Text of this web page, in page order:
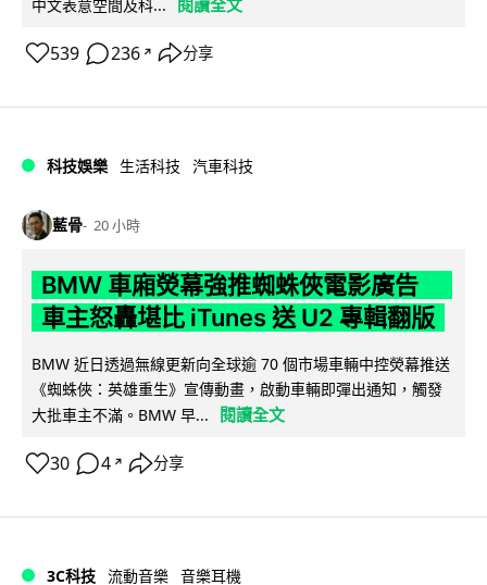
中文表意空間及科...
539 236 ↗ 分享
科技娛樂 生活科技 汽車科技
藍骨 20 小時
BMW 車廂熒幕強推蜘蛛俠電影廣告
車主怒轟堪比 iTunes 送 U2 專輯翻版
BMW 近日透過無線更新向全球逾 70 個市場車輛中控熒幕推送
《蜘蛛俠：英雄重生》宣傳動畫，啟動車輛即彈出通知，觸發
大批車主不滿。BMW 早...
閱讀全文
30 4 ↗ 分享
3C科技 流動音樂 音樂耳機